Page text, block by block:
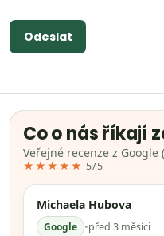
Odeslat
Co o nás říkají
Veřejné recenze z Google
★★★★★ 5/5
Michaela Hubova
Google •před 3 měsíci